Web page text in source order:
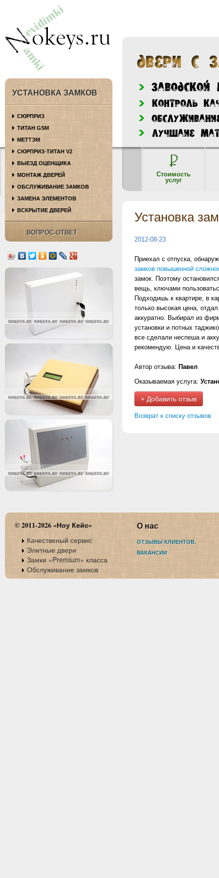
УСТАНОВКА ЗАМКОВ
СЮРПРИЗ
ТИТАН GSM
МЕТТЭМ
СЮРПРИЗ-ТИТАН V2
ВЫЕЗД ОЦЕНЩИКА
МОНТАЖ ДВЕРЕЙ
ОБСЛУЖИВАНИЕ ЗАМКОВ
ЗАМЕНА ЭЛЕМЕНТОВ
ВСКРЫТИЕ ДВЕРЕЙ
ВОПРОС-ОТВЕТ
Стоимость
услуг
Установка
2012-08-23
Приехал с отпуска,
замков повышенной
замок. Поэтому
вещь, ключами
Подходишь к квартире, в
только высокая цена,
аккуратно. Выбирал из
установки и потных
все сделали неспеша и
рекомендую. Цена и
Автор отзыва: Павел
Оказываемая услуга:
+ Добавить отзыв
Возврат к списку отзывов
© 2011-2026 «Ноу Кейс»
Качественый сервис
Элитные двери
Замки «Premium» класса
Обслуживание замков
О нас
.
ОТЗЫВЫ КЛИЕНТОВ
ВАКАНСИИ